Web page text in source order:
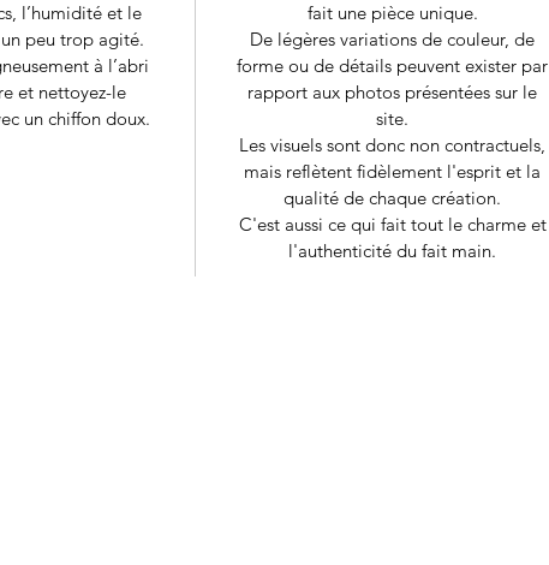
l’humidité et le
peu trop agité.
à l’abri
et nettoyez-le
un chiffon doux.
fait une pièce unique.
De légères variations de couleur, de
forme ou de détails peuvent exister par
rapport aux photos présentées sur le
site.
Les visuels sont donc non contractuels,
mais reflètent fidèlement l'esprit et la
qualité de chaque création.
C'est aussi ce qui fait tout le charme et
l'authenticité du fait main.